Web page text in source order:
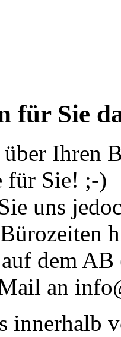
für Sie
Ihren
für Sie! ;-)
uns
dem
an
innerhalb